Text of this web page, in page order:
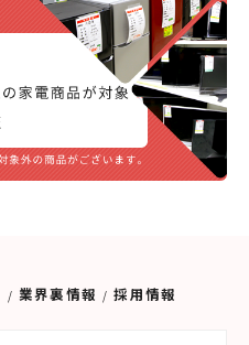
業界裏情報 採用情報